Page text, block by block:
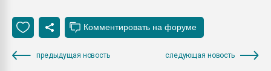
предыдущая новость следующая новость